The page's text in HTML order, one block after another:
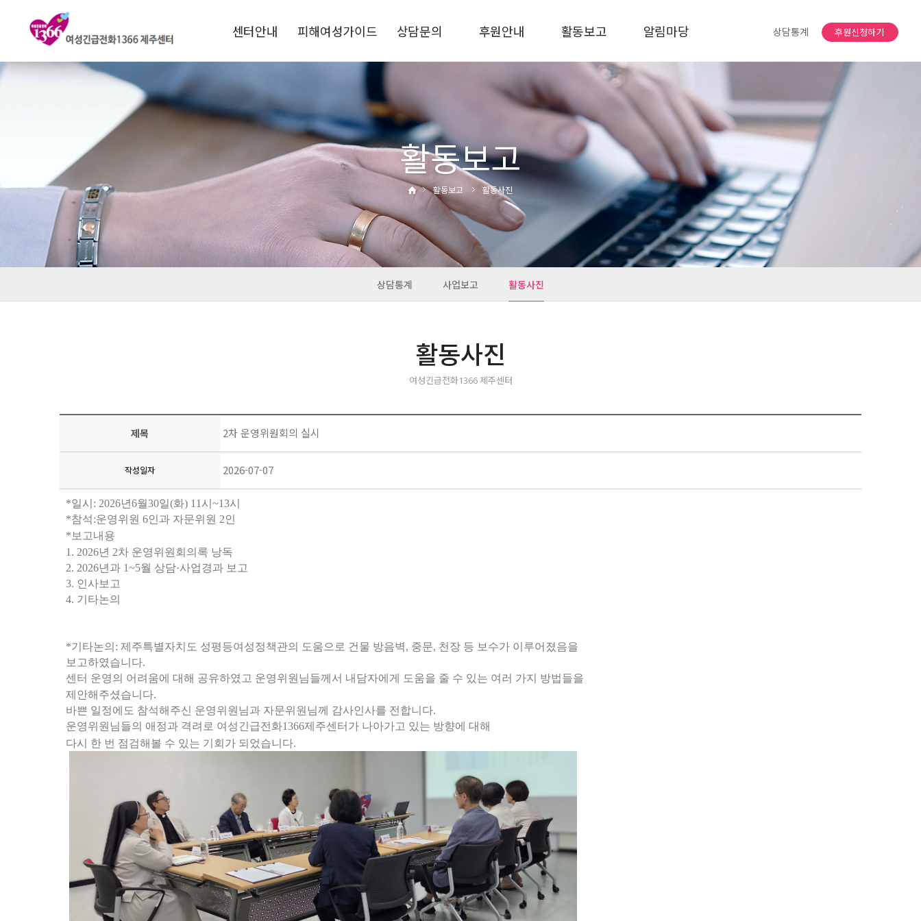
상담통계 후원신청하기
센터안내
1366소개
운영목적
연혁
비전 및 핵심과제
전국1366현황
찾아오시는길
피해여성가이드
교제폭력
성폭력·성희롱
성매매·성착취
디지털성범죄
관련기관
상담문의
비공개상담
자주하는질문
후원안내
후원신청
후원금사용결과
활동보고
상담통계
사업보고
활동사진
알림마당
공지사항
자유게시판
소식지
활동보고
활동보고 활동사진
상담통계 사업보고 활동사진
활동사진
여성긴급전화1366 제주센터
제목 2차 운영위원회의 실시
작성일자 2026-07-07
*일시 : 2026년6월30일(화) 11 시 ~13시
*참석:운영위원 6인과 자문위원 2인
* 보고내용
1. 2026년 2차 운영위원회의록 낭독
2. 2026년과 1~5월 상담·사업경과 보고
3. 인사보고
4. 기타논의
*기타논의 : 제주특별자치도 성평등여성정책관의 도움으로 건물 방음벽, 중문, 천장 등 보수가 이루어졌음을
보고하였습니다.
센터 운영의 어려움에 대해 공유하였고 운영위원님들께서 내담자에게 도움을 줄 수 있는 여러 가지 방법들을
제안해주셨습니다.
바쁜 일정에도 참석해주신 운영위원님과 자문위원님께 감사인사를 전합니다.
운영위원님들의 애정과 격려로 여성긴급전화1366제주센터가 나아가고 있는 방향에 대해
다시 한 번 점검해볼 수 있는 기회가 되었습니다.